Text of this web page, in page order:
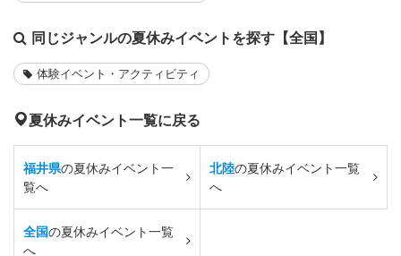
同じジャンルの夏休みイベントを探す【全国】
体験イベント・アクティビティ
夏休みイベント一覧に戻る
福井県の夏休みイベント一
覧へ
北陸の夏休みイベント一覧
へ
全国の夏休みイベント一覧
へ